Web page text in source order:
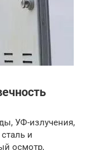
УФ-излучения,
и
осмотр,